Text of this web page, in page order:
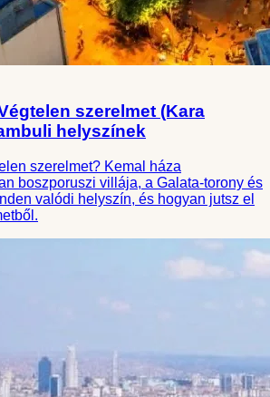
szerelmet (Kara
helyszínek
szerelmet? Kemal háza
boszporuszi villája, a Galata-torony és
valódi helyszín, és hogyan jutsz el